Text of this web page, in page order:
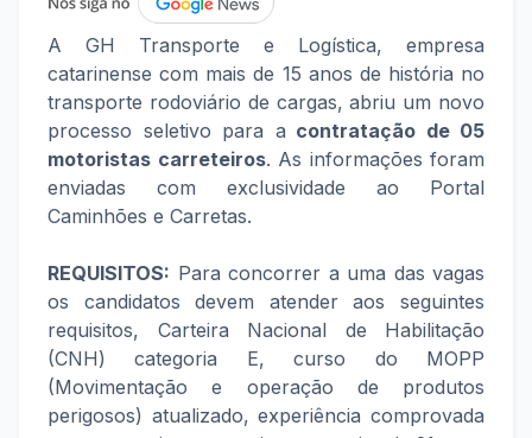
A GH Transporte e Logística, empresa
catarinense com mais de 15 anos de história no
transporte rodoviário de cargas, abriu um novo
processo seletivo para a contratação de 05
motoristas carreteiros. As informações foram
enviadas com exclusividade ao Portal
Caminhões e Carretas.
REQUISITOS: Para concorrer a uma das vagas
os candidatos devem atender aos seguintes
requisitos, Carteira Nacional de Habilitação
(CNH) categoria E, curso do MOPP
(Movimentação e operação de produtos
perigosos) atualizado, experiência comprovada